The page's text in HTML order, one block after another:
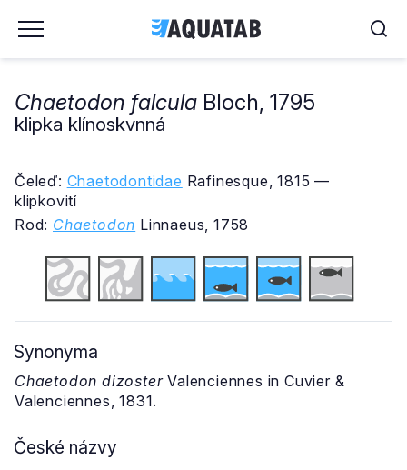
Chaetodon falcula Bloch, 1795
klipka klínoskvnná
Čeleď: Chaetodontidae Rafinesque, 1815 —
klipkovití
Rod: Chaetodon Linnaeus, 1758
Synonyma
Chaetodon dizosterValenciennes in Cuvier &
Valenciennes, 1831.
České názvy